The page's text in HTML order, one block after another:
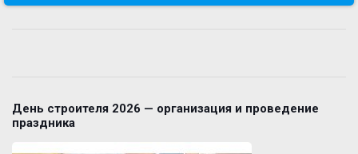
День строителя 2026 — организация и проведение
праздника